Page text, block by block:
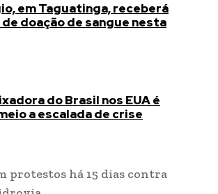
em Taguatinga, receberá
doação de sangue nesta
do Brasil nos EUA é
a escalada de crise
protestos há 15 dias contra